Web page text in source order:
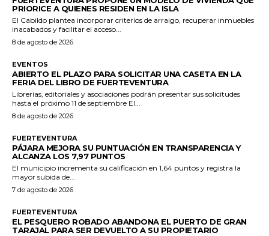
PRIORICE A QUIENES RESIDEN EN LA ISLA
El Cabildo plantea incorporar criterios de arraigo, recuperar inmuebles
inacabados y facilitar el acceso...
8 de agosto de 2026
EVENTOS
ABIERTO EL PLAZO PARA SOLICITAR UNA CASETA EN LA
FERIA DEL LIBRO DE FUERTEVENTURA
Librerías, editoriales y asociaciones podrán presentar sus solicitudes
hasta el próximo 11 de septiembre El...
8 de agosto de 2026
FUERTEVENTURA
PÁJARA MEJORA SU PUNTUACIÓN EN TRANSPARENCIA Y
ALCANZA LOS 7,97 PUNTOS
El municipio incrementa su calificación en 1,64 puntos y registra la
mayor subida de...
7 de agosto de 2026
FUERTEVENTURA
EL PESQUERO ROBADO ABANDONA EL PUERTO DE GRAN
TARAJAL PARA SER DEVUELTO A SU PROPIETARIO